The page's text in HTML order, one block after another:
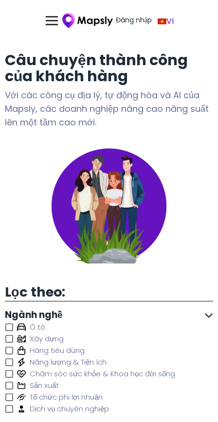
Đăng nhập VI
Câu chuyện thành công
của khách hàng
Với các công cụ địa lý, tự động hóa và AI của
Mapsly, các doanh nghiệp nâng cao năng suất
lên một tầm cao mới.
Lọc theo:
Ngành nghề
Ô tô
Xây dựng
Hàng tiêu dùng
Năng lượng & Tiện ích
Chăm sóc sức khỏe & Khoa học đời sống
Sản xuất
Tổ chức phi lợi nhuận
Dịch vụ chuyên nghiệp